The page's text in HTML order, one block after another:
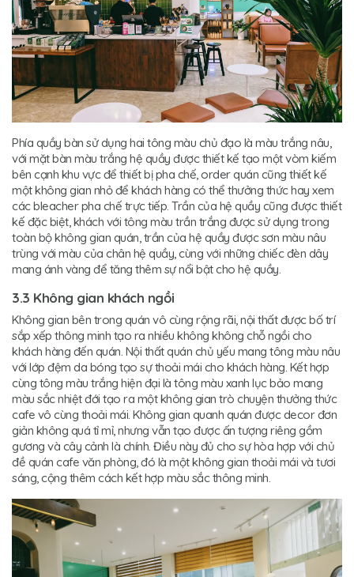
Phía quầy bàn sử dụng hai tông màu chủ đạo là màu trắng nâu,
với mặt bàn màu trắng hệ quầy được thiết kế tạo một vòm kiếm
bên cạnh khu vực để thiết bị pha chế, order quán cũng thiết kế
một không gian nhỏ để khách hàng có thể thưởng thức hay xem
các bleacher pha chế trực tiếp. Trần của hệ quầy cũng được thiết
kế đặc biệt, khách với tông màu trần trắng được sử dụng trong
toàn bộ không gian quán, trần của hệ quầy được sơn màu nâu
trùng với màu của chân hệ quầy, cùng với những chiếc đèn dây
mang ánh vàng để tăng thêm sự nổi bật cho hệ quầy.
3.3 Không gian khách ngồi
Không gian bên trong quán vô cùng rộng rãi, nội thất được bố trí
sắp xếp thông minh tạo ra nhiều không không chỗ ngồi cho
khách hàng đến quán. Nội thất quán chủ yếu mang tông màu nâu
với lớp đệm da bóng tạo sự thoải mái cho khách hàng. Kết hợp
cùng tông màu trắng hiện đại là tông màu xanh lục bảo mang
màu sắc nhiệt đới tạo ra một không gian trò chuyện thưởng thức
cafe vô cùng thoải mái. Không gian quanh quán được decor đơn
giản không quá tỉ mỉ, nhưng vẫn tạo được ấn tượng riêng gồm
gương và cây cảnh là chính. Điều này đủ cho sự hòa hợp với chủ
đề quán cafe văn phòng, đó là một không gian thoải mái và tươi
sáng, cộng thêm cách kết hợp màu sắc thông minh.